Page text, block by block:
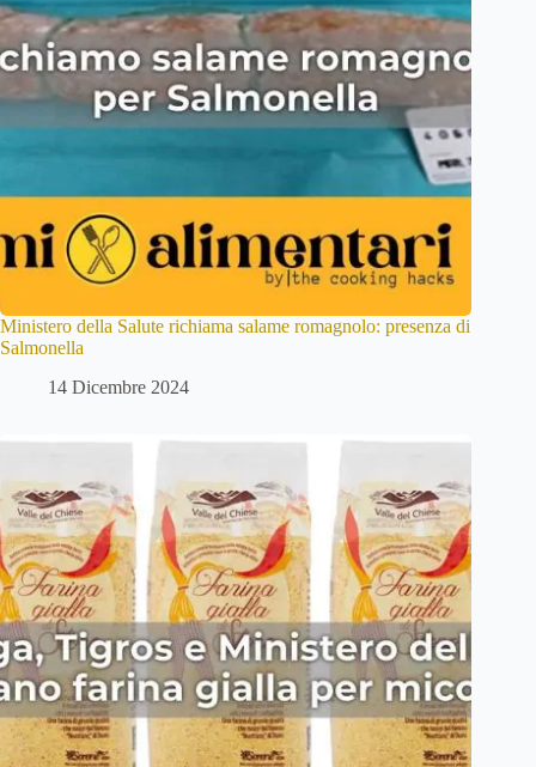
Ministero della Salute richiama salame romagnolo: presenza di
Salmonella
14 Dicembre 2024